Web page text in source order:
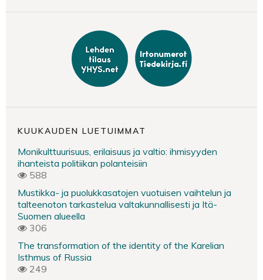
KUUKAUDEN LUETUIMMAT
Monikulttuurisuus, erilaisuus ja valtio: ihmisyyden
ihanteista politiikan polanteisiin
588
Mustikka- ja puolukkasatojen vuotuisen vaihtelun ja
talteenoton tarkastelua valtakunnallisesti ja Itä-
Suomen alueella
306
The transformation of the identity of the Karelian
Isthmus of Russia
249